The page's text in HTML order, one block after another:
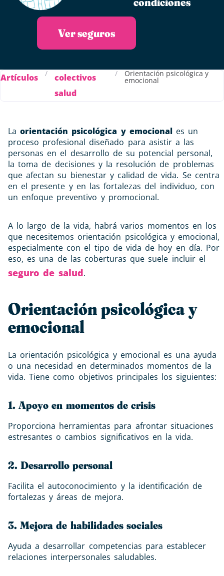
Ver seguros
Artículos /
colectivos
salud
/ Orientación psicológica y
emocional
Laorientación psicológica y emocionales un
proceso profesional diseñado para asistir a las
personas en el desarrollo de su potencial personal,
la toma de decisiones y la resolución de problemas
que afectan su bienestar y calidad de vida. Se centra
en el presente y en las fortalezas del individuo, con
un enfoque preventivo y promocional.
A lo largo de la vida, habrá varios momentos en los
que necesitemos orientación psicológica y emocional,
especialmente con el tipo de vida de hoy en día. Por
eso, es una de las coberturas que suele incluir el
seguro de salud.
Orientación psicológica y
emocional
La orientación psicológica y emocional es una ayuda
o una necesidad en determinados momentos de la
vida. Tiene como objetivos principales los siguientes:
1. Apoyo en momentos de crisis
Proporciona herramientas para afrontar situaciones
estresantes o cambios significativos en la vida.
2. Desarrollo personal ​
Facilita el autoconocimiento y la identificación de
fortalezas y áreas de mejora.
3. Mejora de habilidades sociales ​
Ayuda a desarrollar competencias para establecer
relaciones interpersonales saludables.